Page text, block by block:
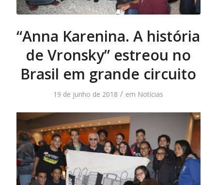
“Anna Karenina. A história
de Vronsky” estreou no
Brasil em grande circuito
19 de junho de 2018 / em Notícias